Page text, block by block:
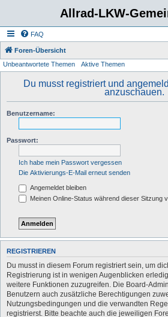
Allrad-LKW-
FAQ
Foren-Übersicht
Unbeantwortete Themen Aktive Themen
Du musst registriert und
anzuschauen.
Benutzername:
Passwort:
Ich habe mein Passwort vergessen
Die Aktivierungs-E-Mail erneut senden
Angemeldet bleiben
Meinen Online-Status während dieser Sitzung
REGISTRIEREN
Du musst in diesem Forum registriert sein, um
Registrierung ist in wenigen Augenblicken
weitere Funktionen zuzugreifen. Die Board-
Benutzern auch zusätzliche Berechtigungen
Nutzungsbedingungen und die verwandten
registrierst. Bitte beachte auch die jeweiligen